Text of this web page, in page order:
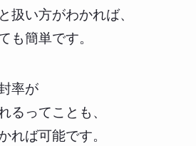
扱い方がわかれば、
も簡単です。
率が
るってことも、
れば可能です。